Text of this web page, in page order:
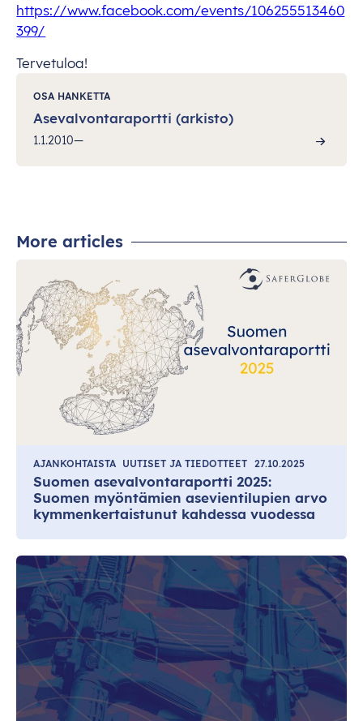
https://www.facebook.com/events/106255513460
399/
Tervetuloa!
OSA HANKETTA
Asevalvontaraportti (arkisto)
1.1.2010—
More articles
AJANKOHTAISTA UUTISET JA TIEDOTTEET 27.10.2025
Suomen asevalvontaraportti 2025:
Suomen myöntämien asevientilupien arvo
kymmenkertaistunut kahdessa vuodessa